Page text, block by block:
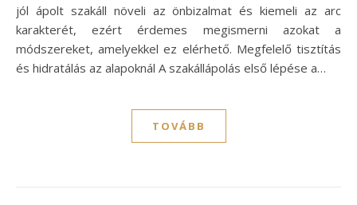
jól ápolt szakáll növeli az önbizalmat és kiemeli az arc
karakterét, ezért érdemes megismerni azokat a
módszereket, amelyekkel ez elérhető. Megfelelő tisztítás
és hidratálás az alapoknál A szakállápolás első lépése a…
TOVÁBB